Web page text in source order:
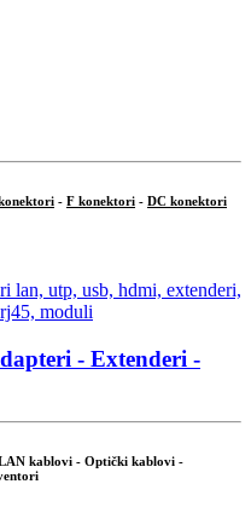
- F konektori - DC konektori
- Extenderi -
kablovi - Optički kablovi -